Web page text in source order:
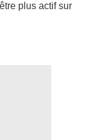
plus actif sur